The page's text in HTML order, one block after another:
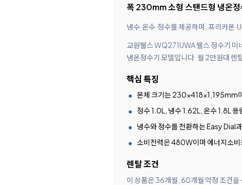
폭 230mm 소형 스탠드형 냉온정
냉수·온수·정수를 제공하며, 프리카본
교원웰스 WQ271UWA 웰스 정수기 미
냉온정수기 모델입니다. 월 2만원대 렌
핵심 특징
본체 크기는 230×418×1,195mm
정수 1.0L, 냉수 1.62L, 온수 1.8L
냉수와 정수를 전환하는 Easy Dial
소비전력은 480W이며 에너지소비
렌탈 조건
이 상품은 36개월, 60개월 약정 조건